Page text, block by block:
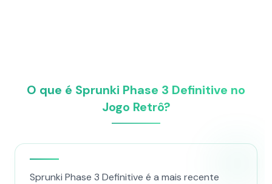
O que é Sprunki Phase 3 Definitive no
Jogo Retrô?
Sprunki Phase 3 Definitive é a mais recente